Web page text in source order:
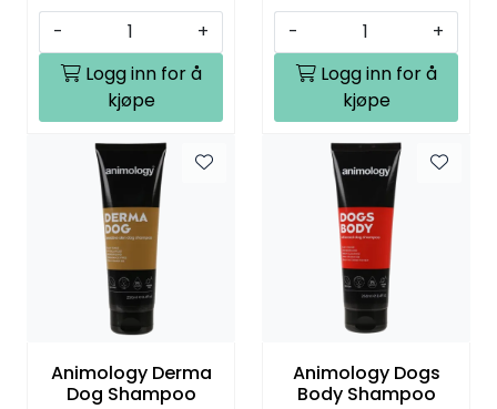
-
+
Logg inn for å
kjøpe
-
+
Logg inn for å
kjøpe
Animology Derma
Dog Shampoo
Animology Dogs
Body Shampoo